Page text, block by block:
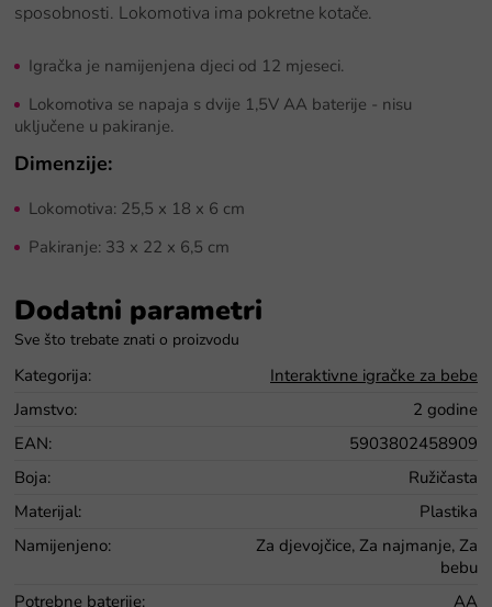
sposobnosti. Lokomotiva ima pokretne kotače.
Igračka je namijenjena djeci od 12 mjeseci.
Lokomotiva se napaja s dvije 1,5V AA baterije - nisu
uključene u pakiranje.
Dimenzije:
Lokomotiva: 25,5 x 18 x 6 cm
Pakiranje: 33 x 22 x 6,5 cm
Dodatni parametri
Kategorija:
Interaktivne igračke za bebe
Jamstvo:
2 godine
EAN:
5903802458909
Boja:
Ružičasta
Materijal:
Plastika
Namijenjeno:
Za djevojčice, Za najmanje, Za
bebu
Potrebne baterije:
AA